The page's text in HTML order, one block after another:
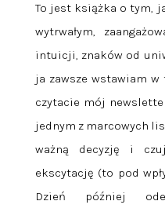
To jest książka o tym,
wytrwałym,
intuicji, znaków od
ja zawsze wstawiam w
czytacie mój
jednym z marcowych
ważną decyzję i
ekscytację (to pod
Dzień później